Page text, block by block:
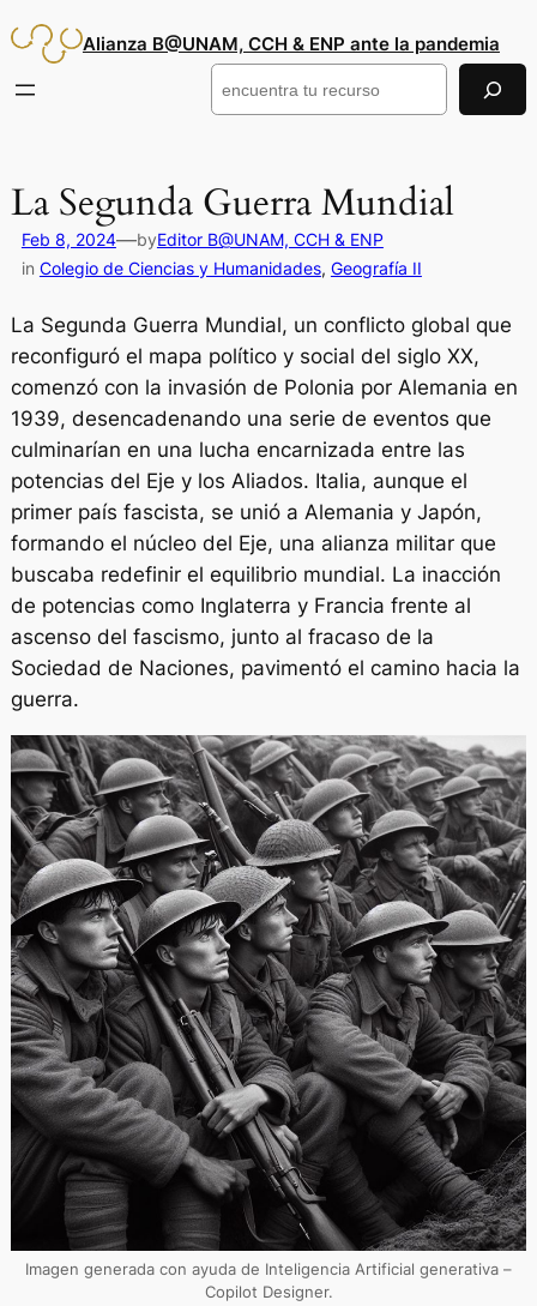
al
Alianza B@UNAM, CCH & ENP ante la pandemia
Buscar
La Segunda Guerra Mundial
Feb 8, 2024—byEditor B@UNAM, CCH & ENP
in Colegio de Ciencias y Humanidades, Geografía II
La Segunda Guerra Mundial, un conflicto global que
reconfiguró el mapa político y social del siglo XX,
comenzó con la invasión de Polonia por Alemania en
1939, desencadenando una serie de eventos que
culminarían en una lucha encarnizada entre las
potencias del Eje y los Aliados. Italia, aunque el
primer país fascista, se unió a Alemania y Japón,
formando el núcleo del Eje, una alianza militar que
buscaba redefinir el equilibrio mundial. La inacción
de potencias como Inglaterra y Francia frente al
ascenso del fascismo, junto al fracaso de la
Sociedad de Naciones, pavimentó el camino hacia la
guerra.
Imagen generada con ayuda de Inteligencia Artificial generativa –
Copilot Designer.